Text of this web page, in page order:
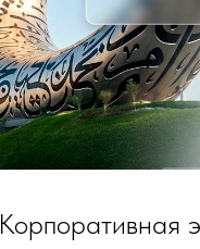
Корпоративная